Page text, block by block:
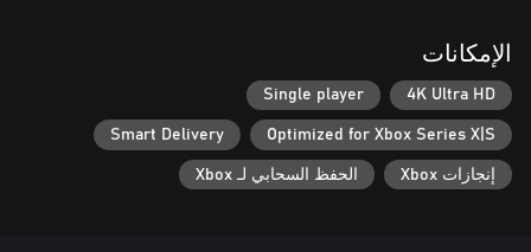
الإمكانات
4K Ultra HD
Single player
Optimized for Xbox Series X|S
Smart Delivery
إنجازات Xbox الحفظ السحابي لـ Xbox